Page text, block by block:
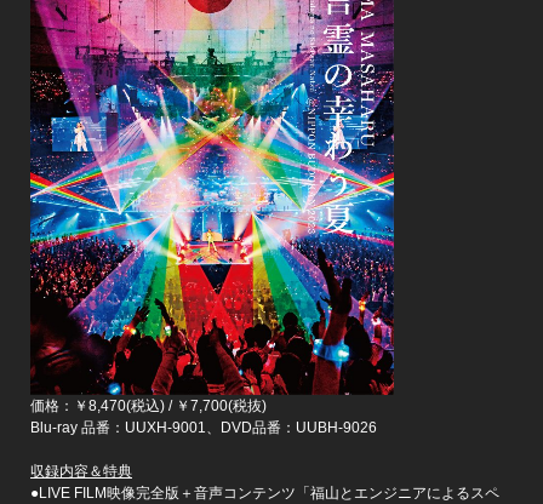
価格：￥8,470(税込) / ￥7,700(税抜)
Blu-ray 品番：UUXH-9001、DVD品番：UUBH-9026
収録内容＆特典
●LIVE FILM映像完全版＋音声コンテンツ「福山とエンジニアによるスペ